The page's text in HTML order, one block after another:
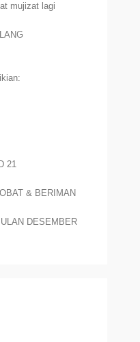
mujizat lagi
21
& BERIMAN
DESEMBER